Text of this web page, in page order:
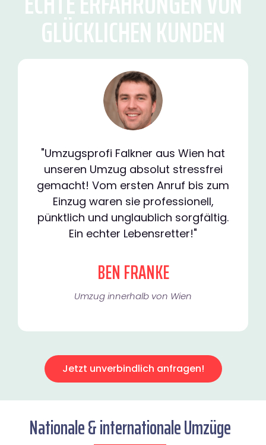
GLÜCKLICHEN KUNDEN
"Umzugsprofi Falkner aus Wien hat
unseren Umzug absolut stressfrei
gemacht! Vom ersten Anruf bis zum
Einzug waren sie professionell,
pünktlich und unglaublich sorgfältig.
Ein echter Lebensretter!"
BEN FRANKE
Umzug innerhalb von Wien​
Jetzt unverbindlich anfragen!
Nationale & internationale Umzüge